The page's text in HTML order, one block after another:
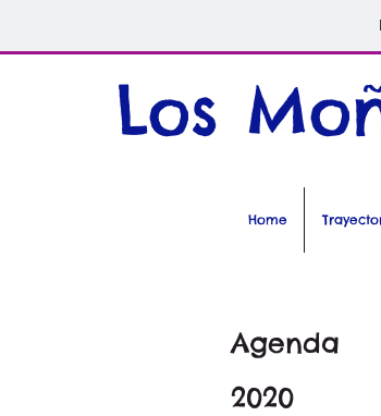
​Los
Home
Agenda
2020